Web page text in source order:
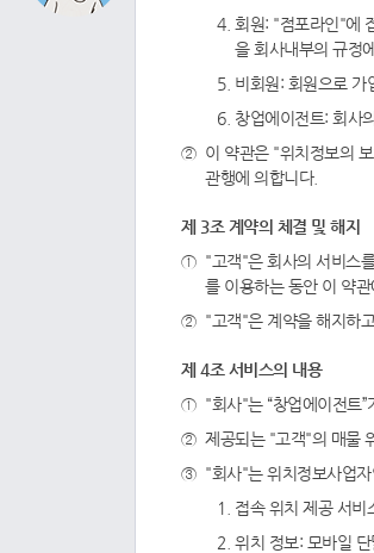
회원: "점포라인"에
을 회사내부의 규정
비회원: 회원으로 가
창업에이전트: 회사
이 약관은 "위치정보의
관행에 의합니다.
제 3조 계약의 체결 및 해지
"고객"은 회사의 서비스
를 이용하는 동안 이 약
"고객"은 계약을 해지하
제 4조 서비스의 내용
"회사"는 “창업에이전트
제공되는 "고객"의 매물
"회사"는 위치정보사업
접속 위치 제공 서비
위치 정보: 모바일